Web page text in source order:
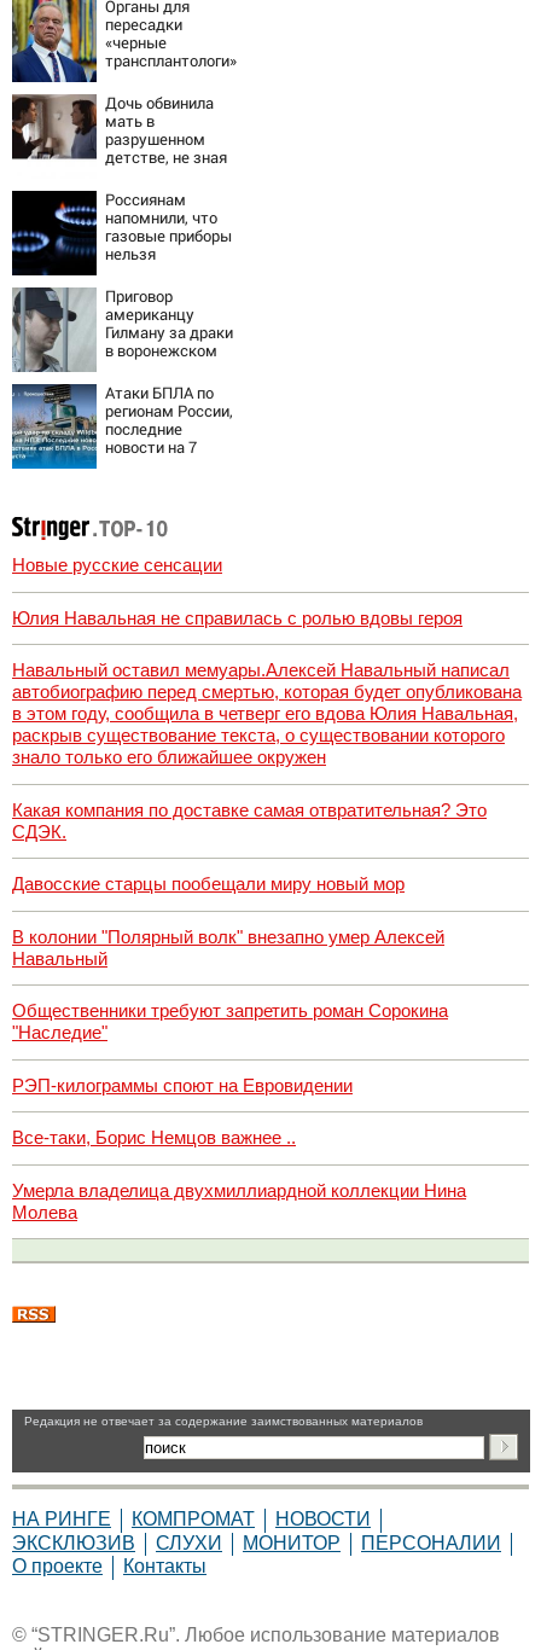
Органы для
пересадки
«черные
трансплантологи»
живых пациентов
Дочь обвинила
мать в
разрушенном
детстве, не зная
своём отце -
история одной
семьи
Россиянам
напомнили, что
газовые приборы
нельзя
самостоятельно
Приговор
американцу
Гилману за драки
в воронежском
потребовали
ужесточить -
Новости на
Вести.ru
Атаки БПЛА по
регионам России,
последние
новости на 7
Wildberries,
состояние
Новые русские сенсации
Юлия Навальная не справилась с ролью вдовы героя
Навальный оставил мемуары.Алексей Навальный написал
автобиографию перед смертью, которая будет опубликована
в этом году, сообщила в четверг его вдова Юлия Навальная,
раскрыв существование текста, о существовании которого
знало только его ближайшее окружен
Какая компания по доставке самая отвратительная? Это
СДЭК.
Давосские старцы пообещали миру новый мор
В колонии "Полярный волк" внезапно умер Алексей
Навальный
Общественники требуют запретить роман Сорокина
"Наследие"
РЭП-килограммы споют на Евровидении
Все-таки, Борис Немцов важнее ..
Умерла владелица двухмиллиардной коллекции Нина
Молева
Pедакция не отвечает за содержание заимствованных материалов
НА РИНГЕ КОМПРОМАТ
НОВОСТИ
ЭКСКЛЮЗИВ
СЛУХИ МОНИТОР
ПЕРСОНАЛИИ
О проекте
Контакты
© “STRINGER.Ru”. Любое использование материалов